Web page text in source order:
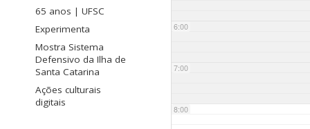
65 anos | UFSC
Experimenta
Mostra Sistema
Defensivo da Ilha de
Santa Catarina
Ações culturais
digitais
6:00
7:00
8:00